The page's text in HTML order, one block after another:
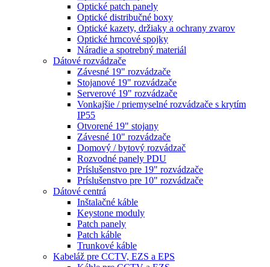
Optické patch panely
Optické distribučné boxy
Optické kazety, držiaky a ochrany zvarov
Optické hrncové spojky
Náradie a spotrebný materiál
Dátové rozvádzače
Závesné 19" rozvádzače
Stojanové 19" rozvádzače
Serverové 19" rozvádzače
Vonkajšie / priemyselné rozvádzače s krytím
IP55
Otvorené 19" stojany
Závesné 10" rozvádzače
Domový / bytový rozvádzač
Rozvodné panely PDU
Príslušenstvo pre 19" rozvádzače
Príslušenstvo pre 10" rozvádzače
Dátové centrá
Inštalačné káble
Keystone moduly
Patch panely
Patch káble
Trunkové káble
Kabeláž pre CCTV, EZS a EPS